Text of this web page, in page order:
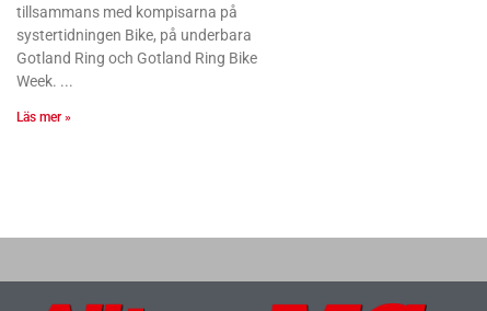
tillsammans med kompisarna på
systertidningen Bike, på underbara
Gotland Ring och Gotland Ring Bike
Week.
Läs mer »